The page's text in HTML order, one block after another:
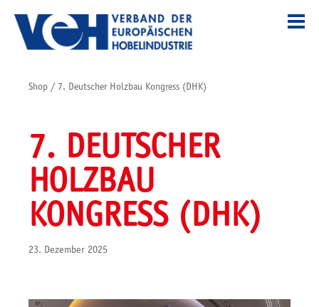
Shop / 7. Deutscher Holzbau Kongress (DHK)
7. DEUTSCHER
HOLZBAU
KONGRESS (DHK)
23. Dezember 2025